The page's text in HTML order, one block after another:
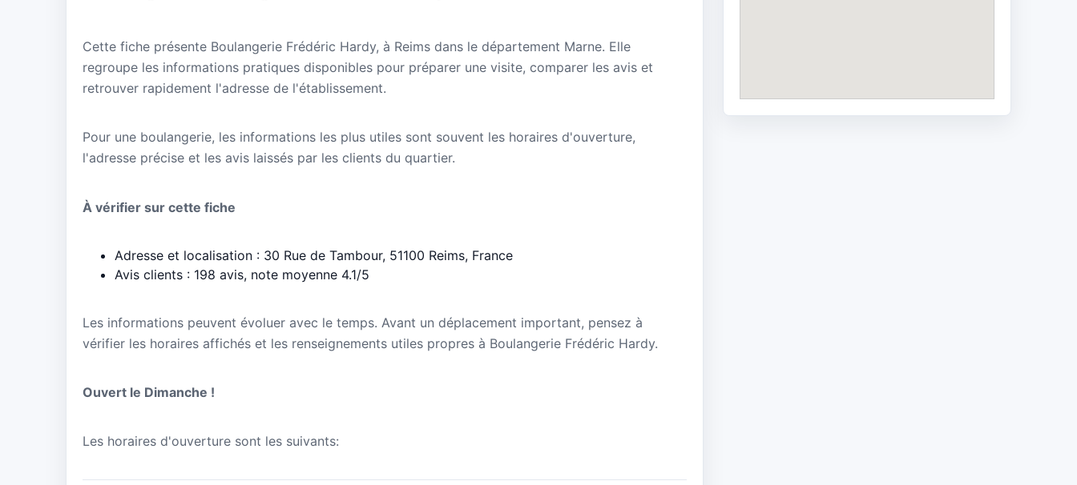
Cette fiche présente Boulangerie Frédéric Hardy, à Reims dans le département Marne. Elle
regroupe les informations pratiques disponibles pour préparer une visite, comparer les avis et
retrouver rapidement l'adresse de l'établissement.
Pour une boulangerie, les informations les plus utiles sont souvent les horaires d'ouverture,
l'adresse précise et les avis laissés par les clients du quartier.
À vérifier sur cette fiche
Adresse et localisation : 30 Rue de Tambour, 51100 Reims, France
Avis clients : 198 avis, note moyenne 4.1/5
Les informations peuvent évoluer avec le temps. Avant un déplacement important, pensez à
vérifier les horaires affichés et les renseignements utiles propres à Boulangerie Frédéric Hardy.
Ouvert le Dimanche !
Les horaires d'ouverture sont les suivants: